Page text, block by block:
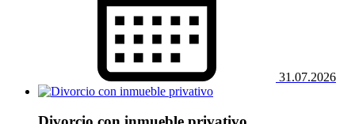
31.07.2026